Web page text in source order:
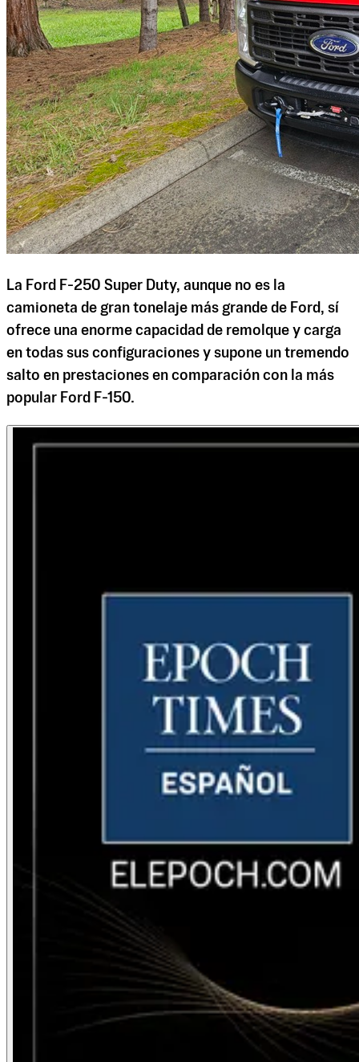
La Ford F-250 Super Duty, aunque no es la
camioneta de gran tonelaje más grande de Ford, sí
ofrece una enorme capacidad de remolque y carga
en todas sus configuraciones y supone un tremendo
salto en prestaciones en comparación con la más
popular Ford F-150.